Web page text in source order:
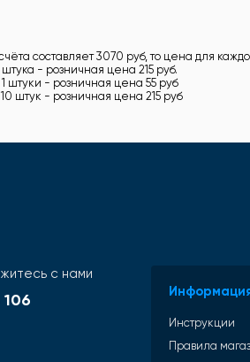
составляет 3070 руб, то цена для
- розничная цена 215 руб.
штуки - розничная цена 55 руб
штук - розничная цена 215 руб
с нами
Инструкции
Правила